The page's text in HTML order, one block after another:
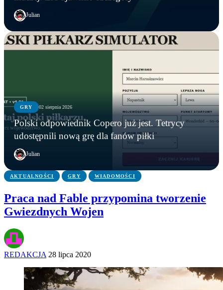
Julian
GRY 02 sierpnia 2026
Polski odpowiednik Copero już jest. Tetrycy
udostępnili nową grę dla fanów piłki
Julian
AKTUALNOŚCI
Electronic Arts oficjalnie przejęte przez saudyjski
fundusz za 55 miliardów dolarów
GRY
Ultimate Team w FC 27 będzie wyglądać zupełnie
inaczej. EA ujawniło szczegóły
GRY
Polski odpowiednik Copero już jest. Tetrycy
udostępnili nową grę dla fanów piłki
AKTUALNOŚCI GRY WIADOMOŚCI
Praca nad Fable przypomina tworzenie
Gwiezdnych Wojen
REDAKCJA 28 lipca 2020